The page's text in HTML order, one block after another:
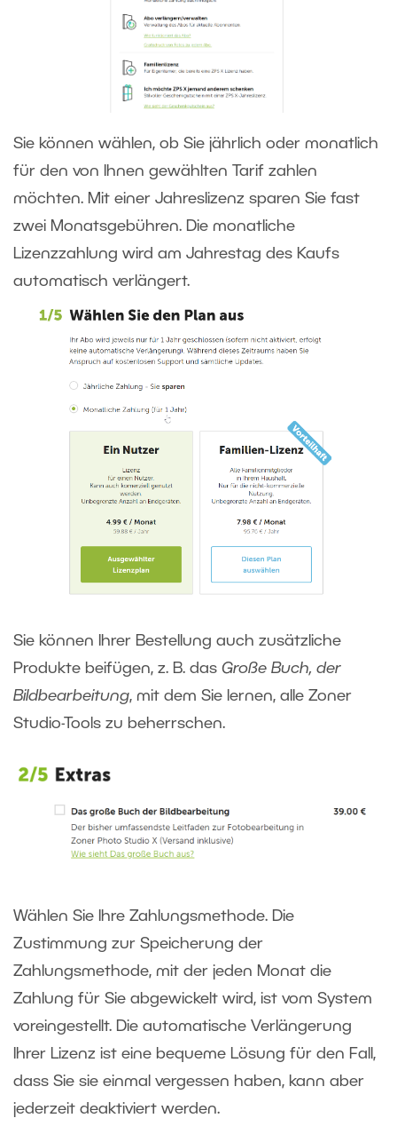
Sie können wählen, ob Sie jährlich oder monatlich
für den von Ihnen gewählten Tarif zahlen
möchten. Mit einer Jahreslizenz sparen Sie fast
zwei Monatsgebühren. Die monatliche
Lizenzzahlung wird am Jahrestag des Kaufs
automatisch verlängert.
Sie können Ihrer Bestellung auch zusätzliche
Produkte beifügen, z. B. das Große Buch, der
Bildbearbeitung, mit dem Sie lernen, alle Zoner
Studio-Tools zu beherrschen.
Wählen Sie Ihre Zahlungsmethode. Die
Zustimmung zur Speicherung der
Zahlungsmethode, mit der jeden Monat die
Zahlung für Sie abgewickelt wird, ist vom System
voreingestellt. Die automatische Verlängerung
Ihrer Lizenz ist eine bequeme Lösung für den Fall,
dass Sie sie einmal vergessen haben, kann aber
jederzeit deaktiviert werden.